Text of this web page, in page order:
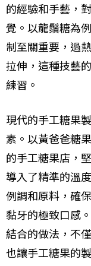
的經驗和手藝，
覺。以龍鬚糖為
制至關重要，過
拉伸，這種技藝
練習。
現代的手工糖果
素。以黃爸爸糖
的手工糖果店，
導入了精準的溫
例調和原料，確
黏牙的極致口感
結合的做法，不
也讓手工糖果的